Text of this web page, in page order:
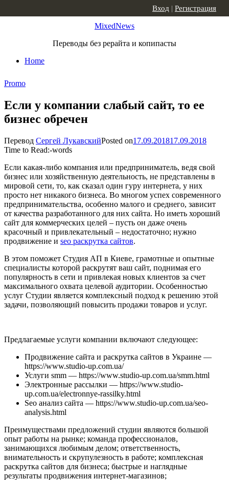
MixedNews
Переводы без рерайта и копипасты
Home
Вход | Регистрация
Promo
Если у компании слабый сайт, то ее
бизнес обречен
Перевод Сергей ЛукавскийPosted on17.09.201817.09.2018
Time to Read:-words
Если какая-либо компания или предприниматель, ведя свой
бизнес или хозяйственную деятельность, не представлены в
мировой сети, то, как сказал один гуру интернета, у них
просто нет никакого бизнеса. Во многом успех современного
предпринимательства, особенно малого и среднего, зависит
от качества разработанного для них сайта. Но иметь хороший
сайт для коммерческих целей – пусть он даже очень
красочный и привлекательный – недостаточно; нужно
продвижение и seo раскрутка сайтов.
В этом поможет Студия АП в Киеве, грамотные и опытные
специалисты которой раскрутят ваш сайт, поднимая его
популярность в сети и привлекая новых клиентов за счет
максимального охвата целевой аудитории. Особенностью
услуг Студии является комплексный подход к решению этой
задачи, позволяющий повысить продажи товаров и услуг.
Предлагаемые услуги компании включают следующее:
Продвижение сайта и раскрутка сайтов в Украине —
https://www.studio-up.com.ua/
Услуги smm — https://www.studio-up.com.ua/smm.html
Электронные рассылки — https://www.studio-
up.com.ua/electronnye-rassilky.html
Seo анализ сайта — https://www.studio-up.com.ua/seo-
analysis.html
Преимуществами предложений студии являются большой
опыт работы на рынке; команда профессионалов,
занимающихся любимым делом; ответственность,
внимательность и скрупулезность в работе; комплексная
раскрутка сайтов для бизнеса; быстрые и наглядные
результаты продвижения интернет-магазинов;